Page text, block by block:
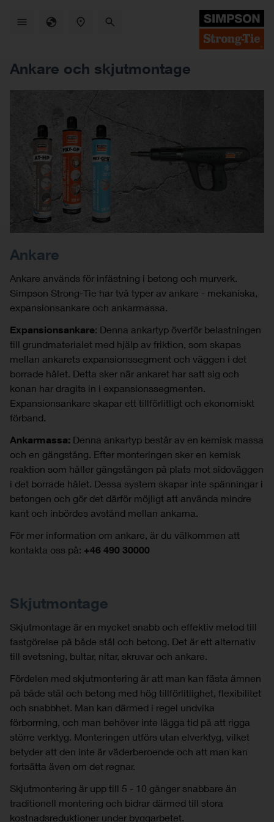
Ankare och skjutmontage
Ankare
Ankare används för infästning i betong och murverk.
Simpson Strong-Tie har två typer av ankare - mekaniska,
expansionsankare och ankarmassa.
Expansionsankare: Denna ankartyp överför belastningen
till grundmaterialet med hjälp av friktion, som skapas
mellan ankarets expansionssegment och väggen i det
borrade hålet. Detta sker när ankaret har satt sig och
konan har dragits in i expansionssegmenten.
Expansionsankare skapar ett tillförlitligt och ekonomiskt
förband.
Ankarmassa: Denna ankartyp består av en kemisk massa
och en gängstång. Efter monteringen sker en kemisk
reaktion som håller gängstången på plats mot sidoväggen
i det borrade hålet. Dessa system skapar inte spänningar i
betongen och gör det därför möjligt att använda mindre
kant och inbördes avstånd mellan ankarna.
För mer information om ankare, är du välkommen att
kontakta oss på: +46 490 30000
Skjutmontage
Skjutmontage är en mycket snabb och effektiv metod till
fastgörelse på både stål och betong. Det är ett alternativ
till svetsning, bultar, nitar, skruvar och ankare.
Fördelen med skjutmontering är att man kan fästa ämnen
på både stål och betong med hög tillförlitlighet, flexibilitet
och snabbhet. Man kan därmed i regel undvika
förborrning, och man behöver inte lägga tid på att rigga
större verktyg. Monteringen utförs utan elverktyg, vilket
betyder att den inte är väderberoende och att man kan
fortsätta även om det regnar.
Skjutmontering är upp till 5 - 10 gånger snabbare än
traditionell montering och bidrar därmed till stora
kostnadsreduktioner under byggarbetet.